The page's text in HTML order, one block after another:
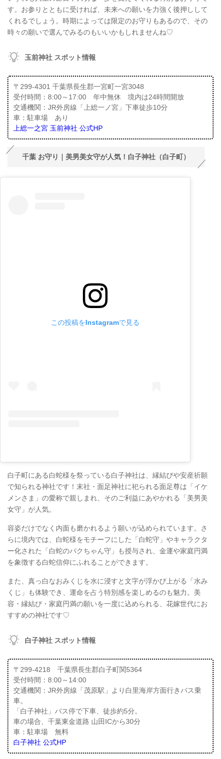
す。お参りとともに受ければ、未来への願いを力強く後押しして
くれるでしょう。時期によっては限定のお守りもあるので、その
時々の願いで選んでみるのもいいかもしれませんね♡
玉前神社 スポット情報
〒299-4301 千葉県長生郡一宮町一宮3048
受付時間：8:00～17:00 年中無休 境内は24時間開放
交通機関：JR外房線「上総一ノ宮」下車徒歩10分
車：駐車場 あり
上総一之宮 玉前神社 公式HP
千葉 お守り｜美男美女守が人気！白子神社（白子町）
この投稿をInstagramで見る
白子町にある白蛇様を祭っている白子神社は、縁結びや安産祈願
で知られる神社です！末社・面足神社に祀られる面足尊は「イケ
メンさま」の愛称で親しまれ、そのご利益にあやかれる「美男美
女守」が人気。
容姿だけでなく内面も磨かれるよう願いが込められています。さ
らに境内では、白蛇様をモチーフにした「白蛇守」やキャラクタ
ー化された「白蛇のパクちゃん守」も授与され、金運や家庭円満
を象徴する白蛇信仰にふれることができます。
また、真っ白なおみくじを水に浸すと文字が浮かび上がる「水み
くじ」も体験でき、運命を占う特別感を楽しめるのも魅力。美
容・縁結び・家庭円満の願いを一度に込められる、花嫁世代にお
すすめの神社です♡
白子神社 スポット情報
〒299-4218 千葉県長生郡白子町関5364
受付時間：8:00～14:00
交通機関：JR外房線「茂原駅」より白里海岸方面行きバス乗
車。
「白子神社」バス停で下車、徒歩約5分。
車の場合、千葉東金道路 山田ICから30分
車：駐車場 無料
白子神社 公式HP